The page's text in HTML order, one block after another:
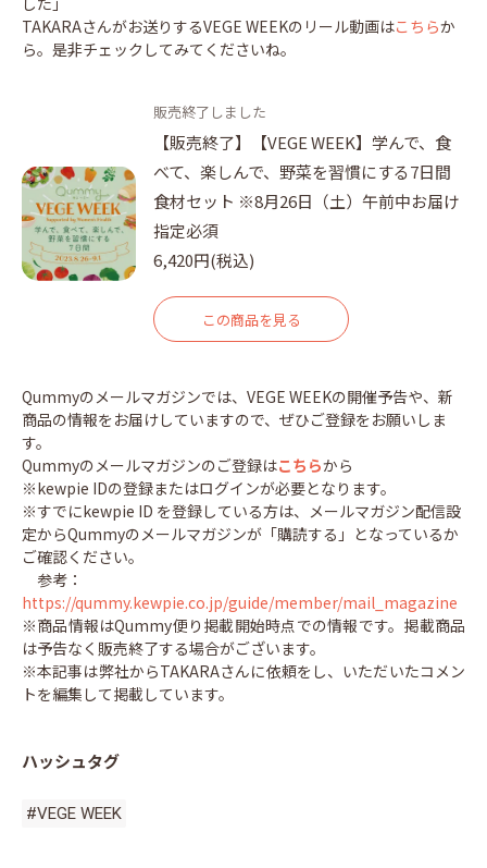
TAKARAさんがお送りするVEGE WEEKのリール動画はこちらか
ら。是非チェックしてみてくださいね。
販売終了しました
【販売終了】【VEGE WEEK】学んで、食
べて、楽しんで、野菜を習慣にする7日間
食材セット ※8月26日（土）午前中お届け
指定必須
6,420円(税込)
この商品を見る
Qummyのメールマガジンでは、VEGE WEEKの開催予告や、新
商品の情報をお届けしていますので、ぜひご登録をお願いしま
す。
Qummyのメールマガジンのご登録はこちらから
※kewpie IDの登録またはログインが必要となります。
※すでにkewpie ID を登録している方は、メールマガジン配信設
定からQummyのメールマガジンが「購読する」となっているか
ご確認ください。
参考：
https://qummy.kewpie.co.jp/guide/member/mail_magazine
※商品情報はQummy便り掲載開始時点での情報です。掲載商品
は予告なく販売終了する場合がございます。
※本記事は弊社からTAKARAさんに依頼をし、いただいたコメン
トを編集して掲載しています。
ハッシュタグ
#VEGE WEEK